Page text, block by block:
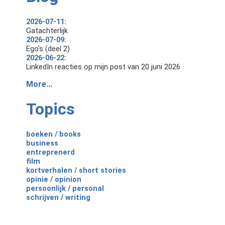
2026-07-11:
Gatachterlijk
2026-07-09:
Ego's (deel 2)
2026-06-22:
LinkedIn reacties op mijn post van 20 juni 2026
More...
Topics
boeken / books
business
entreprenerd
film
kortverhalen / short stories
opinie / opinion
persoonlijk / personal
schrijven / writing